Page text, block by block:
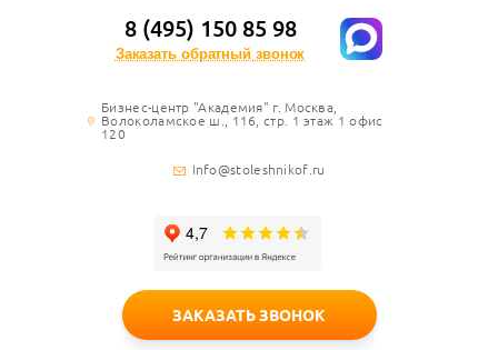
8 (495) 150 85 98
Заказать обратный звонок
Бизнес-центр "Академия" г. Москва,
Волоколамское ш., 116, стр. 1 этаж 1 офис
120
Info@stoleshnikof.ru
ЗАКАЗАТЬ ЗВОНОК